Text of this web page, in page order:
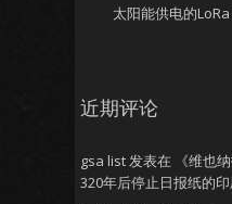
太阳能供电的
近期评论
gsa list发表在
《维也
320年后停止日报纸的印